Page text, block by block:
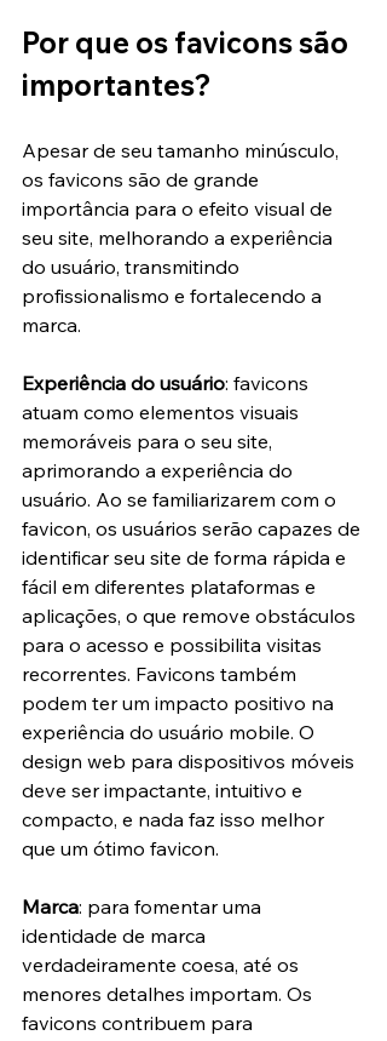
Por que os favicons são
importantes?
Apesar de seu tamanho minúsculo,
os favicons são de grande
importância para o efeito visual de
seu site, melhorando a experiência
do usuário, transmitindo
profissionalismo e fortalecendo a
marca.
Experiência do usuário: favicons
atuam como elementos visuais
memoráveis para o seu site,
aprimorando a experiência do
usuário. Ao se familiarizarem com o
favicon, os usuários serão capazes de
identificar seu site de forma rápida e
fácil em diferentes plataformas e
aplicações, o que remove obstáculos
para o acesso e possibilita visitas
recorrentes. Favicons também
podem ter um impacto positivo na
experiência do usuário mobile. O
design web para dispositivos móveis
deve ser impactante, intuitivo e
compacto, e nada faz isso melhor
que um ótimo favicon.
Marca: para fomentar uma
identidade de marca
verdadeiramente coesa, até os
menores detalhes importam. Os
favicons contribuem para